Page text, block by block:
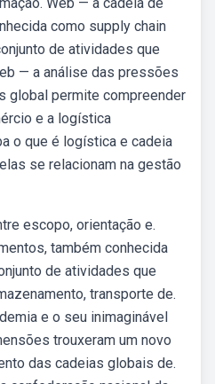
como supply chain
de atividades que
— a análise das pressões
global permite compreender
e a logística
o que é logística e cadeia
se relacionam na gestão
escopo, orientação e.
também conhecida
de atividades que
transporte de.
e o seu inimaginável
trouxeram um novo
das cadeias globais de.